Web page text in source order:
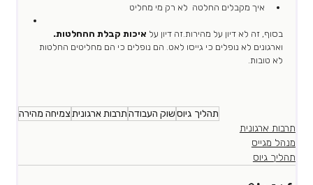
איך מקבלים החלטה  לא רק מי מחליט
בסוף, זה לא דיון על מהירות.זה דיון על איכות קבלת ההחלטות.
וארגונים לא נופלים כי גייסו לאט. הם נופלים כי הם מחליטים החלטות
לא טובות.
תהליך גיוסשוק העבודהתרבות ארגוניתצמיחה מהירה
תרבות ארגונית
מנהל מגייס
תהליך גיוס